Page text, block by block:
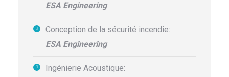
ESA Engineering
Conception de la sécurité incendie:
ESA Engineering
Ingénierie Acoustique: